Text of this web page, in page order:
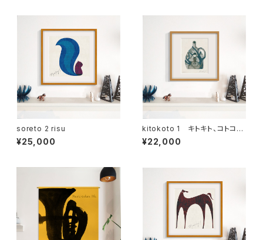
soreto 2 risu
¥25,000
kitokoto 1 キトキト、コトコト、
きこえてる
¥22,000